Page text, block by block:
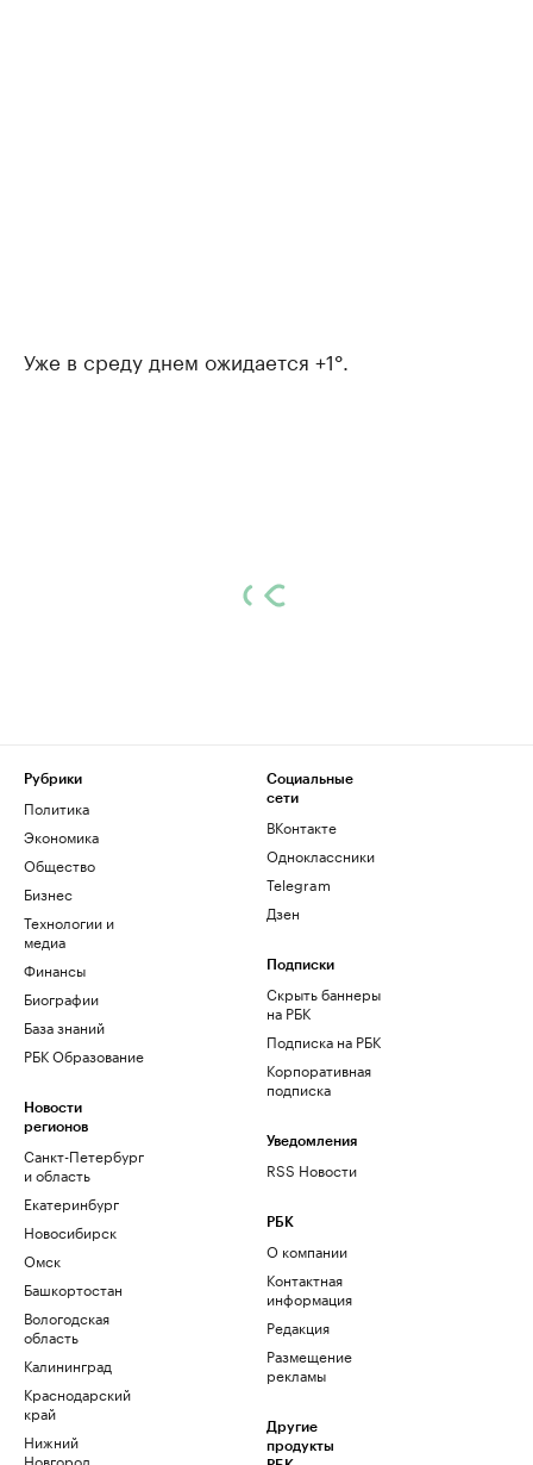
Уже в среду днем ожидается +1°.
Рубрики
Политика
Экономика
Общество
Бизнес
Технологии и
медиа
Финансы
Биографии
База знаний
РБК Образование
Новости
регионов
Санкт-Петербург
и область
Екатеринбург
Новосибирск
Омск
Башкортостан
Вологодская
область
Калининград
Краснодарский
край
Нижний
Новгород
Социальные
сети
ВКонтакте
Одноклассники
Telegram
Дзен
Подписки
Скрыть баннеры
на РБК
Подписка на РБК
Корпоративная
подписка
Уведомления
RSS Новости
РБК
О компании
Контактная
информация
Редакция
Размещение
рекламы
Другие
продукты